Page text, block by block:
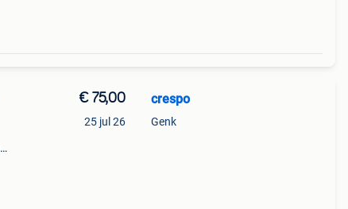
€ 75,00
25 jul 26
crespo
Genk